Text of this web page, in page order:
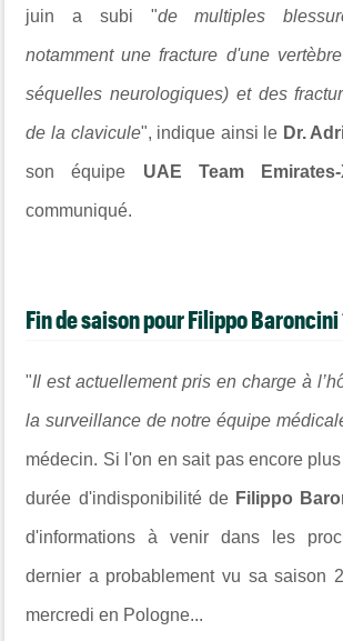
juina subi "de multiples
notamment une fracture d'une
séquelles neurologiques) et des
de la clavicule", indique ainsi le Dr.
son équipe UAE Team Emirates-
communiqué.
Fin de saison pour Filippo Baroncini
"Il est actuellement pris en charge à
la surveillance de notre équipe
médecin. Si l'on en sait pas encore
durée d'indisponibilité de Filippo
d'informations à venir dans les
dernier a probablement vu sa saison
mercredi en Pologne...